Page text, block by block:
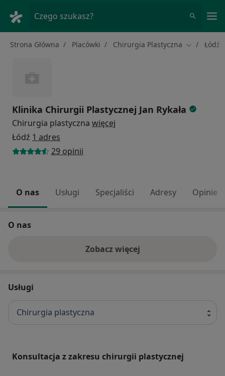
Czego szukasz?
Strona Główna Placówki Chirurgia Plastyczna ZmieńŁódź
Klinika Chirurgii Plastycznej Jan Rykała
Chirurgia plastyczna więcej
Łódź 1 adres
29 opinii
O nas Usługi Specjaliści Adresy Opinie
O nas
Zobacz więcej
Usługi
Chirurgia plastyczna
Konsultacja z zakresu chirurgii plastycznej